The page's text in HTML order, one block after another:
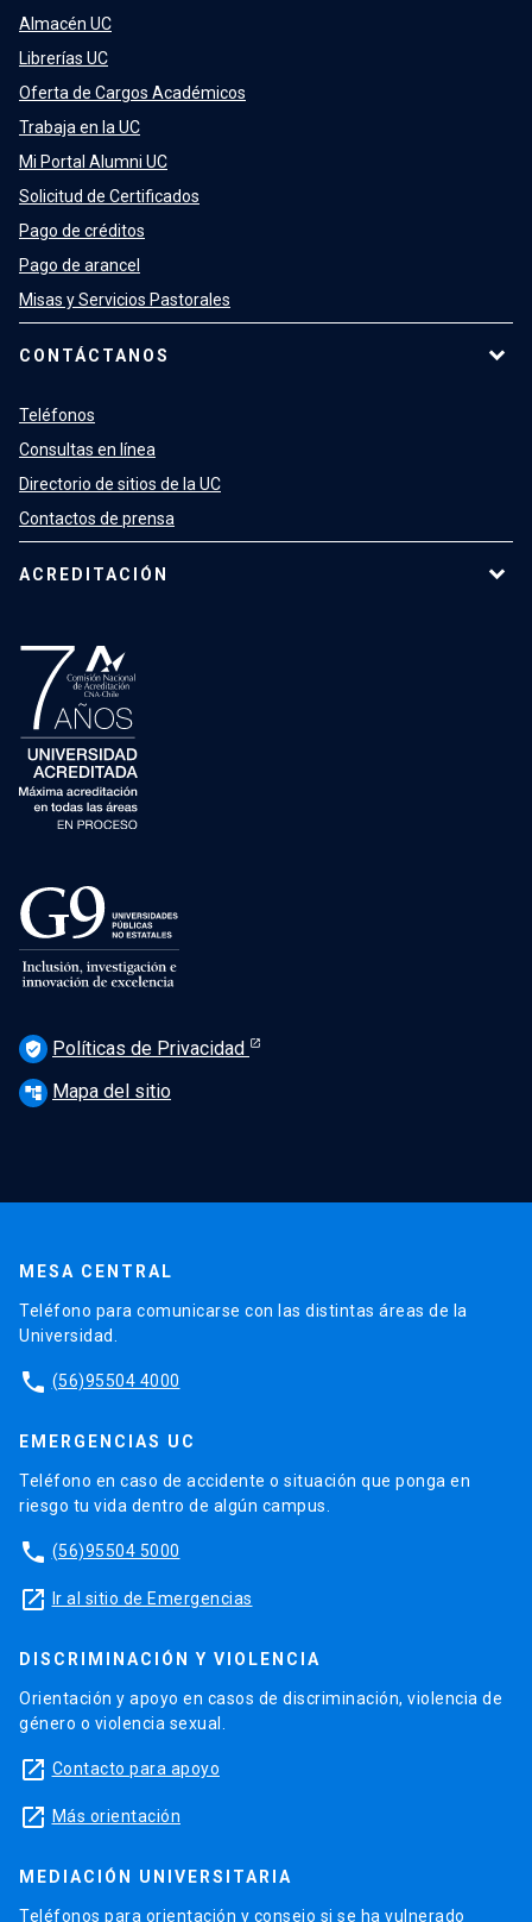
Almacén UC
Librerías UC
Oferta de Cargos Académicos
Trabaja en la UC
Mi Portal Alumni UC
Solicitud de Certificados
Pago de créditos
Pago de arancel
Misas y Servicios Pastorales
CONTÁCTANOS
Teléfonos
Consultas en línea
Directorio de sitios de la UC
Contactos de prensa
ACREDITACIÓN
verified_user Políticas de Privacidad
account_tree Mapa del sitio
MESA CENTRAL
Teléfono para comunicarse con las distintas áreas de la
Universidad.
phone (56)95504 4000
EMERGENCIAS UC
Teléfono en caso de accidente o situación que ponga en
riesgo tu vida dentro de algún campus.
phone (56)95504 5000
launch Ir al sitio de Emergencias
DISCRIMINACIÓN Y VIOLENCIA
Orientación y apoyo en casos de discriminación, violencia de
género o violencia sexual.
launch Contacto para apoyo
launch Más orientación
MEDIACIÓN UNIVERSITARIA
Teléfonos para orientación y consejo si se ha vulnerado